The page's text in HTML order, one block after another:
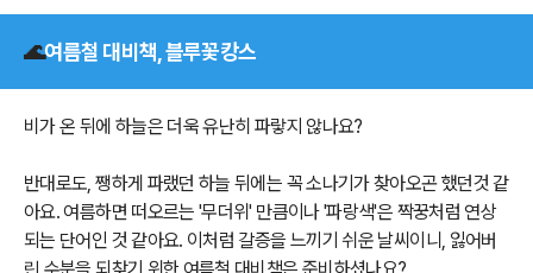
🌊여름철 대비책, 블루꽃캉스
비가 온 뒤에 하늘은 더욱 유난히 파랗지 않나요?
반대로도, 쨍하게 파랬던 하늘 뒤에는 꼭 소나기가 찾아오곤 했던것 같
아요. 여름하면 떠오르는 '무더위' 만큼이나 '파랑색'은 짝꿍처럼 연상
되는 단어인 것 같아요. 이처럼 갈증을 느끼기 쉬운 날씨이니, 잃어버